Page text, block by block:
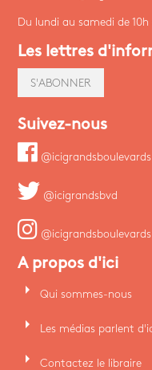
Du lundi au samedi de 10h
Les lettres
S'ABONNER
Suivez-nous
@icigrandsboulevards
@icigrandsbvd
@icigrandsboulevards
A propos d'ici
arrow_right Qui sommes-nous
arrow_right Les médias parlent
arrow_right Contactez le libraire